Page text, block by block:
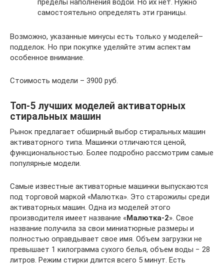
самостоятельно определять эти границы.
Возможно, указанные минусы есть только у моделей–
подделок. Но при покупке уделяйте этим аспектам
особенное внимание.
Стоимость модели – 3900 руб.
Топ-5 лучших моделей активаторных
стиральных машин
Рынок предлагает обширный выбор стиральных машин
активаторного типа. Машинки отличаются ценой,
функциональностью. Более подробно рассмотрим самые
популярные модели.
Самые известные активаторные машинки выпускаются
под торговой маркой «Малютка». Это старожилы среди
активаторных машин. Одна из моделей этого
производителя имеет название «Малютка-2». Свое
название получила за свои миниатюрные размеры и
полностью оправдывает свое имя. Объем загрузки не
превышает 1 килограмма сухого белья, объем воды − 28
литров. Режим стирки длится всего 5 минут. Есть